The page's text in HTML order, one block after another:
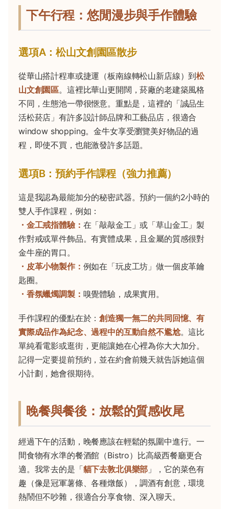
下午行程：悠閒漫步與手作體驗
選項A：松山文創園區散步
從華山搭計程車或捷運（板南線轉松山新店線）到松
山文創園區。這裡比華山更開闊，菸廠的老建築風格
不同，生態池一帶很愜意。重點是，這裡的「誠品生
活松菸店」有許多設計師品牌和工藝品店，很適合
window shopping。金牛女享受瀏覽美好物品的過
程，即使不買，也能激發許多話題。
選項B：預約手作課程（強力推薦）
這是我認為最能加分的秘密武器。預約一個約2小時的
雙人手作課程，例如：
・金工戒指體驗： 在「敲敲金工」或「草山金工」製
作對戒或單件飾品。有實體成果，且金屬的質感很對
金牛座的胃口。
・皮革小物製作： 例如在「玩皮工坊」做一個皮革鑰
匙圈。
・香氛蠟燭調製： 嗅覺體驗，成果實用。
手作課程的優點在於：創造獨一無二的共同回憶、有
實際成品作為紀念、過程中的互動自然不尷尬。這比
單純看電影或逛街，更能讓她在心裡為你大大加分。
記得一定要提前預約，並在約會前幾天就告訴她這個
小計劃，她會很期待。
晚餐與餐後：放鬆的質感收尾
經過下午的活動，晚餐應該在輕鬆的氛圍中進行。一
間食物有水準的餐酒館（Bistro）比高級西餐廳更合
適。我常去的是「貓下去敦北俱樂部 」，它的菜色有
趣（像是冠軍薯條、各種燉飯），調酒有創意，環境
熱鬧但不吵雜，很適合分享食物、深入聊天。